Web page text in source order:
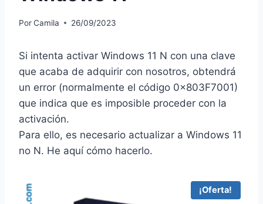
PorCamila 26/09/2023
Si intenta activar Windows 11 N con una clave
que acaba de adquirir con nosotros, obtendrá
un error (normalmente el código 0x803F7001)
que indica que es imposible proceder con la
activación.
Para ello, es necesario actualizar a Windows 11
no N. He aquí cómo hacerlo.
¡Oferta!